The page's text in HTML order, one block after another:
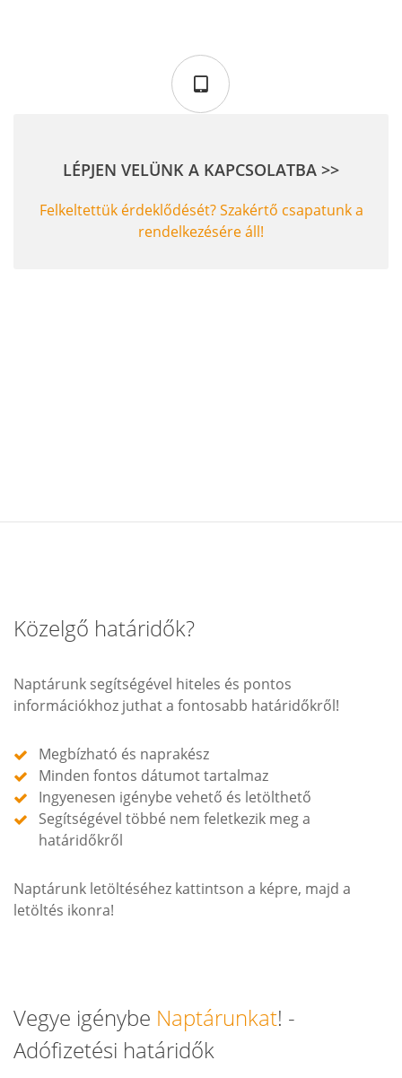
LÉPJEN VELÜNK A KAPCSOLATBA >>
Felkeltettük érdeklődését? Szakértő csapatunk a
rendelkezésére áll!
Közelgő határidők?
Naptárunk segítségével hiteles és pontos
információkhoz juthat a fontosabb határidőkről!
Megbízható és naprakész
Minden fontos dátumot tartalmaz
Ingyenesen igénybe vehető és letölthető
Segítségével többé nem feletkezik meg a
határidőkről
Naptárunk letöltéséhez kattintson a képre, majd a
letöltés ikonra!
Vegye igénybe Naptárunkat! -
Adófizetési határidők